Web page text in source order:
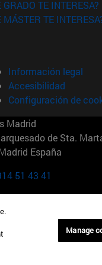
GRADO TE INTERESA?
MÁSTER TE
Información legal
Accesibilidad
Configuración de
Madrid
de Sta.
España
51 43 41
Straße 15
24209790
Manage